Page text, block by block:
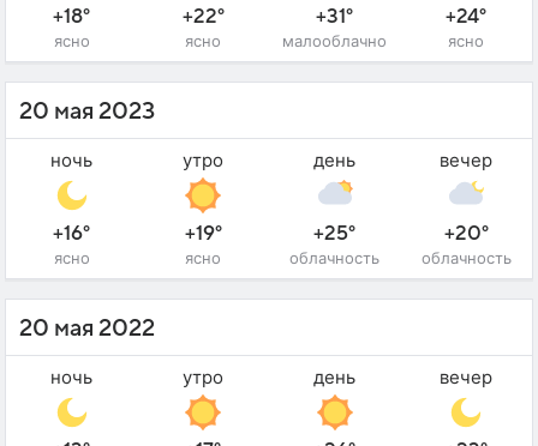
+18°
ясно
+22°
ясно
+31°
малооблачно
+24°
ясно
20 мая 2023
ночь
+16°
ясно
утро
+19°
ясно
день
+25°
облачность
вечер
+20°
облачность
20 мая 2022
ночь утро день вечер